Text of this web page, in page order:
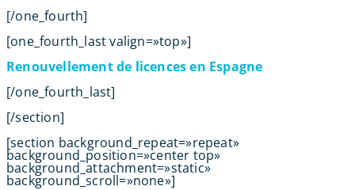
[/one_fourth]
[one_fourth_last valign=»top»]
Renouvellement de licences en Espagne
[/one_fourth_last]
[/section]
[section background_repeat=»repeat»
background_position=»center top»
background_attachment=»static»
background_scroll=»none»]